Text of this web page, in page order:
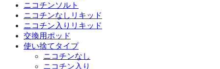
チ
ン
18mg
(1.2ml/
ポ
ニコチンソルト
ニコチンなしリキッド
ニコチン入りリキッド
交換用ポッド
使い捨てタイプ
ニコチンなし
ニコチン入り